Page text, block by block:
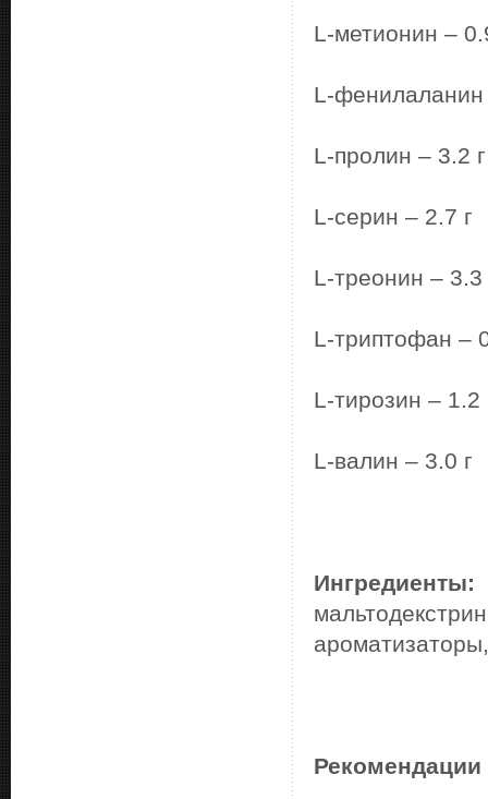
L-метионин –
L-фенилаланин
L-пролин – 3.2 г
L-серин – 2.7 г
L-треонин – 3.3
L-триптофан –
L-тирозин – 1.2
L-валин – 3.0 г
Ингредиенты: